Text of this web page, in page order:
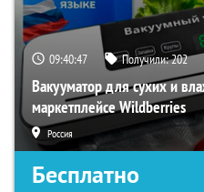
09:40:46 Получили:202
Вакууматор для сухих и
маркетплейсе Wildberries
Россия
Бесплатно